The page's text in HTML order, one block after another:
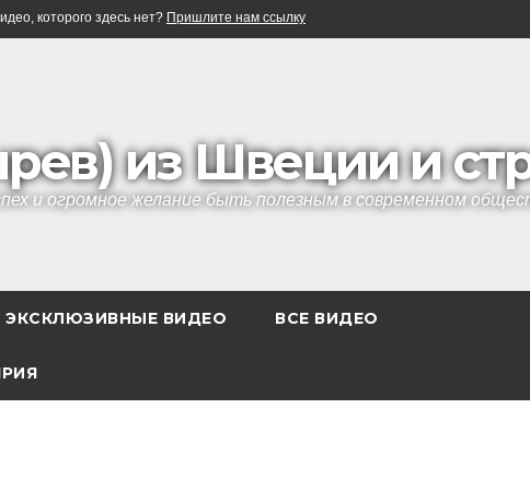
которого здесь нет? Пришлите нам ссылку
из Швеции и
и огромное желание быть полезным в современном
ЭКСКЛЮЗИВНЫЕ ВИДЕО ВСЕ ВИДЕО